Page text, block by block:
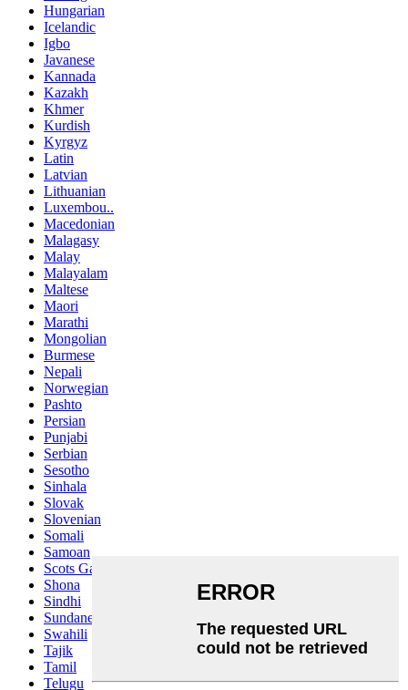
Hungarian
Icelandic
Igbo
Javanese
Kannada
Kazakh
Khmer
Kurdish
Kyrgyz
Latin
Latvian
Lithuanian
Luxembou..
Macedonian
Malagasy
Malay
Malayalam
Maltese
Maori
Marathi
Mongolian
Burmese
Nepali
Norwegian
Pashto
Persian
Punjabi
Serbian
Sesotho
Sinhala
Slovak
Slovenian
Somali
Samoan
Scots Gaelic
Shona
Sindhi
Sundanese
Swahili
Tajik
Tamil
Telugu